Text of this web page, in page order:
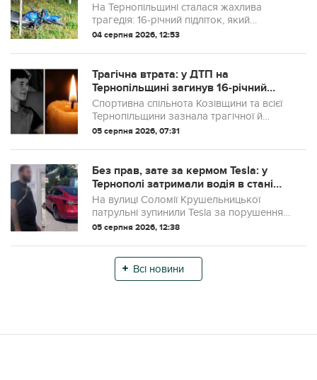
На Тернопільщині сталася жахлива
трагедія: 16-річний підліток, який
потрапив у дорожньо-транспортну
Попри зусилля лікарів, травми, отримані
внаслідок з...
04 серпня 2026, 12:53
Трагічна втрата: у ДТП на
Тернопільщині загинув 16-річний
футболіст Максим Бойко
Спортивна спільнота Козівщини та всієї
Тернопільщини зазнала трагічної й
непоправної втрати. У ніч з 3 на 4 серпня
Бойка — мешканця села Слобідка, вихо...
05 серпня 2026, 07:31
Без прав, зате за кермом Tesla: у
Тернополі затримали водія в стані
наркотичного сп’яніння
На вулиці Соломії Крушельницької
патрульні зупинили Tesla за порушення
вимог дорожнього знака.
05 серпня 2026, 12:38
Всі новини